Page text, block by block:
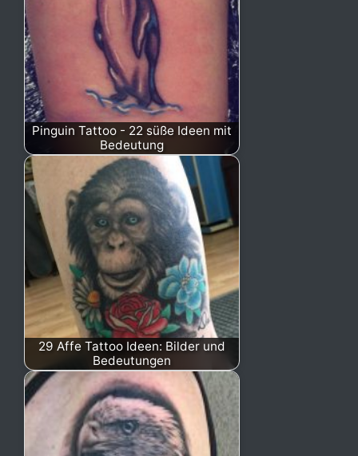
Pinguin Tattoo - 22 süße Ideen mit
Bedeutung
29 Affe Tattoo Ideen: Bilder und
Bedeutungen